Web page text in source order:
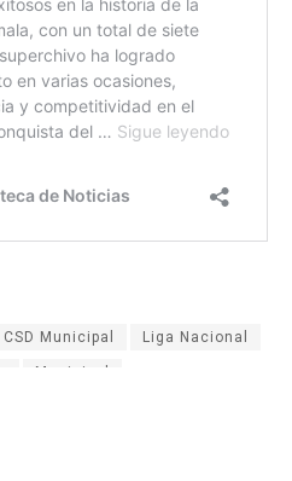
CSD Municipal Liga Nacional
Municipal